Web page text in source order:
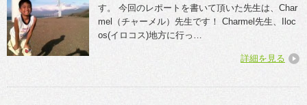
す。 今回のレポートを書いて頂いた先生は、Char
mel（チャーメル）先生です！ Charmel先生、Iloc
os(イロコス)地方に行っ…
詳細を見る